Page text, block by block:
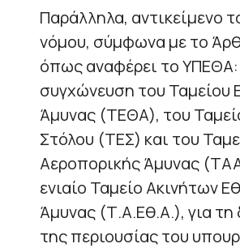
Παράλληλα, αντικείμενο
νόμου, σύμφωνα με το
όπως αναφέρει το
συγχώνευση του Ταμείου
Άμυνας (ΤΕΘΑ), του
Στόλου (ΤΕΣ) και του
Αεροπορικής Άμυνας
ενιαίο Ταμείο Ακινήτων
Άμυνας (Τ.Α.Εθ.Α.), για τη
της περιουσίας του